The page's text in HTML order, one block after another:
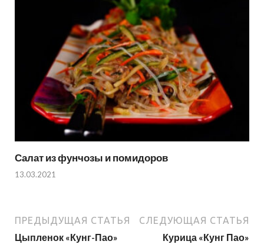
Салат из фунчозы и помидоров
13.03.2021
ПРЕДЫДУЩАЯ СТАТЬЯ
Цыпленок «Кунг-Пао»
СЛЕДУЮЩАЯ СТАТЬЯ
Курица «Кунг Пао»